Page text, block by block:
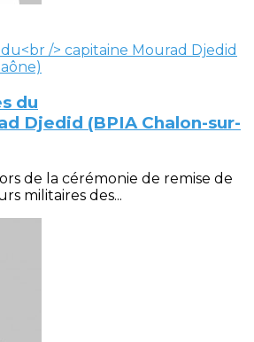
du
Djedid (BPIA Chalon-sur-
de la cérémonie de remise de
militaires des...